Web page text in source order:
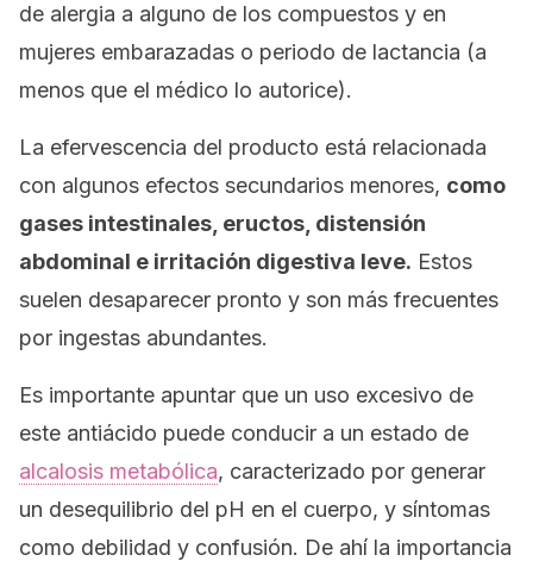
de alergia a alguno de los compuestos y en
mujeres embarazadas o periodo de lactancia (a
menos que el médico lo autorice).
La efervescencia del producto está relacionada
con algunos efectos secundarios menores, como
gases intestinales, eructos, distensión
abdominal e irritación digestiva leve. Estos
suelen desaparecer pronto y son más frecuentes
por ingestas abundantes.
Es importante apuntar que un uso excesivo de
este antiácido puede conducir a un estado de
alcalosis metabólica, caracterizado por generar
un desequilibrio del pH en el cuerpo, y síntomas
como debilidad y confusión. De ahí la importancia